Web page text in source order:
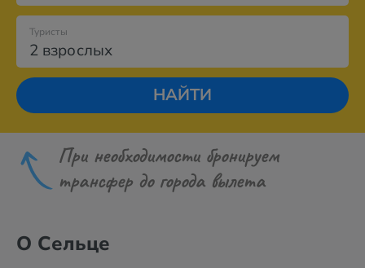
2 взрослых
Туристы
НАЙТИ
При необходимости бронируем
трансфер до города вылета
О Сельце